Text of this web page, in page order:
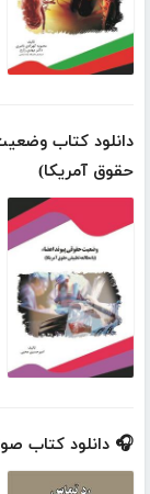
دانلود کتاب
حقوق آمریکا)
🎧 دانلود کتاب